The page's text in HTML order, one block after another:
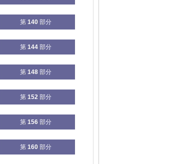
第 140部分
第 144部分
第 148部分
第 152部分
第 156部分
第 160部分